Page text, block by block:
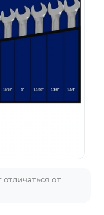
от